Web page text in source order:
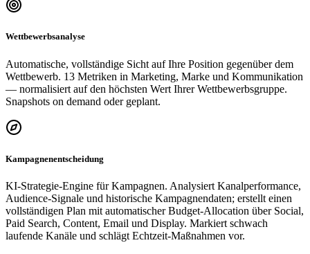
Wettbewerbsanalyse
Automatische, vollständige Sicht auf Ihre Position gegenüber dem
Wettbewerb. 13 Metriken in Marketing, Marke und Kommunikation
— normalisiert auf den höchsten Wert Ihrer Wettbewerbsgruppe.
Snapshots on demand oder geplant.
Kampagnenentscheidung
KI-Strategie-Engine für Kampagnen. Analysiert Kanalperformance,
Audience-Signale und historische Kampagnendaten; erstellt einen
vollständigen Plan mit automatischer Budget-Allocation über Social,
Paid Search, Content, Email und Display. Markiert schwach
laufende Kanäle und schlägt Echtzeit-Maßnahmen vor.